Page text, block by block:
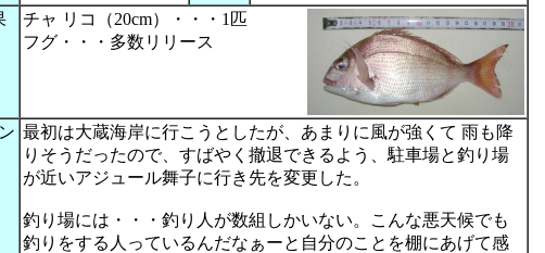
チャ リコ（20cm）・・・1匹
フグ・・・多数リリース
最初は大蔵海岸に行こうとしたが、あまりに風が強くて 雨も降
りそうだったので、すばやく撤退できるよう、駐車場と釣り場
が近いアジュール舞子に行き先を変更した。
釣り場には・・・釣り人が数組しかいない。こんな悪天候でも
釣りをする人っているんだなぁーと自分のことを棚にあげて感